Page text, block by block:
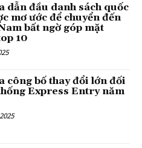
dẫn đầu danh sách quốc
mơ ước để chuyển đến
bất ngờ góp mặt
10
công bố thay đổi lớn đối
Express Entry năm